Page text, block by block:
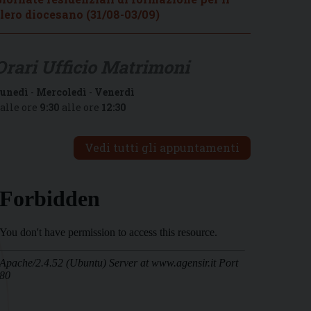
diocesano (31/08-03/09)
- Mercoledì - Venerdì
ore 9:30 alle ore 12:30
Vedi tutti gli appuntamenti